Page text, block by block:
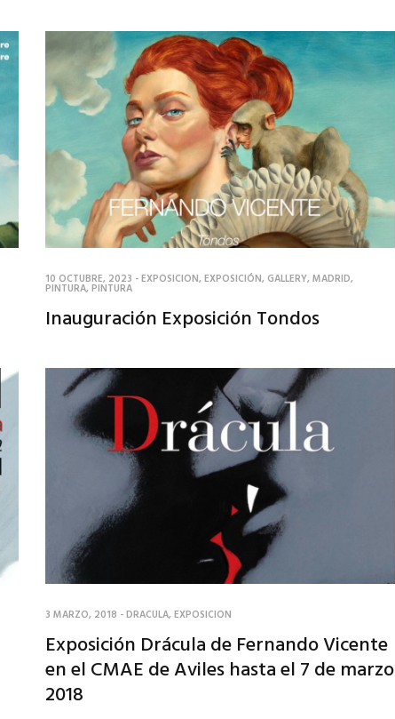
10 OCTUBRE, 2023 -EXPOSICION,EXPOSICIÓN, GALLERY,MADRID,
PINTURA,PINTURA
Inauguración Exposición Tondos
3 MARZO, 2018 -DRACULA,EXPOSICION
Exposición Drácula de Fernando Vicente
en el CMAE de Aviles hasta el 7 de marzo
2018